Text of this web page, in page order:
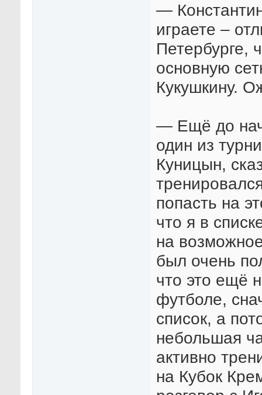
—
играете –
Петербурге,
основную
Кукушкину.
— Ещё до
один из
Куницын,
попасть на
что я в
на
был очень
что это ещё
футболе,
список, а
небольшая
активно
на Кубок